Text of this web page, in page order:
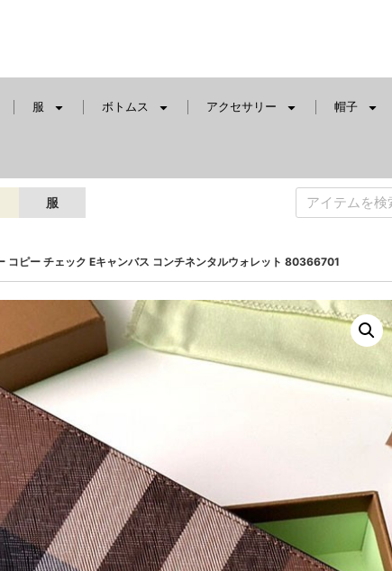
服 ボトムス アクセサリー 帽子
服
コピー チェック Eキャンバス コンチネンタルウォレット 80366701